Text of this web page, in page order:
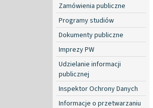
Zamówienia publiczne
Programy studiów
Dokumenty publiczne
Imprezy PW
Udzielanie informacji
publicznej
Inspektor Ochrony Danych
Informacje o przetwarzaniu